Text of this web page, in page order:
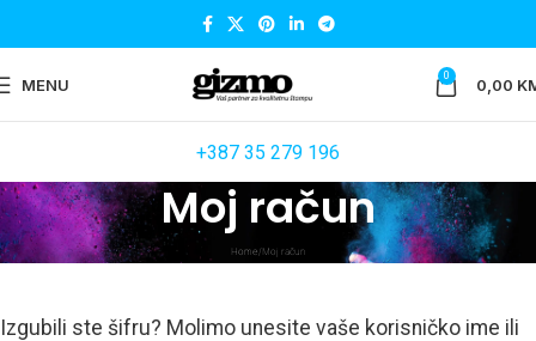
MENU 0 0,00
+387 35 279 196
Moj račun
Home Moj račun
Izgubili ste šifru? Molimo unesite vaše korisničko ime ili